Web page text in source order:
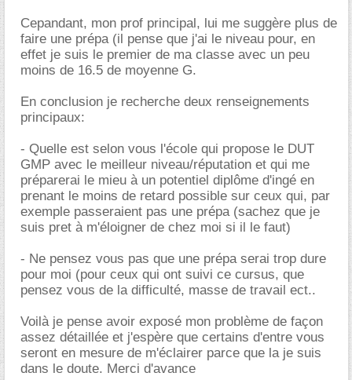
Cepandant, mon prof principal, lui me suggère plus de
faire une prépa (il pense que j'ai le niveau pour, en
effet je suis le premier de ma classe avec un peu
moins de 16.5 de moyenne G.
En conclusion je recherche deux renseignements
principaux:
- Quelle est selon vous l'école qui propose le DUT
GMP avec le meilleur niveau/réputation et qui me
préparerai le mieu à un potentiel diplôme d'ingé en
prenant le moins de retard possible sur ceux qui, par
exemple passeraient pas une prépa (sachez que je
suis pret à m'éloigner de chez moi si il le faut)
- Ne pensez vous pas que une prépa serai trop dure
pour moi (pour ceux qui ont suivi ce cursus, que
pensez vous de la difficulté, masse de travail ect..
Voilà je pense avoir exposé mon problème de façon
assez détaillée et j'espère que certains d'entre vous
seront en mesure de m'éclairer parce que la je suis
dans le doute. Merci d'avance